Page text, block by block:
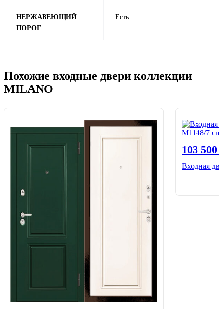
НЕРЖАВЕЮЩИЙ
ПОРОГ
Есть
Похожие входные двери коллекции
MILANO
103
Входная